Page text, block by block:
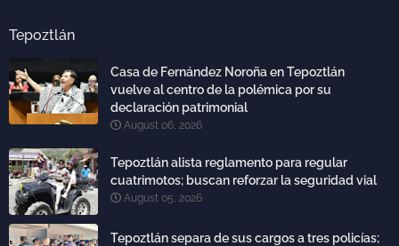
Tepoztlán
Casa de Fernández Noroña en Tepoztlán
vuelve al centro de la polémica por su
declaración patrimonial
August 06, 2026
Tepoztlán alista reglamento para regular
cuatrimotos; buscan reforzar la seguridad vial
August 05, 2026
Tepoztlán separa de sus cargos a tres policías;